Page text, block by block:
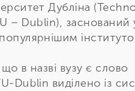
Дубліна
– Dublin), заснований
в назві вузу є слово
Dublin виділено із